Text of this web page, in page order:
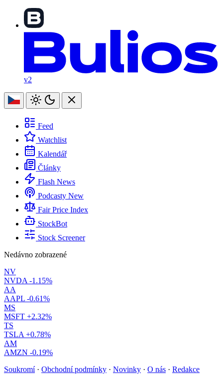
v2
Feed
Watchlist
Kalendář
Články
Flash News
Podcasty New
Fair Price Index
StockBot
Stock Screener
Nedávno zobrazené
NV
NVDA -1.15%
AA
AAPL -0.61%
MS
MSFT +2.32%
TS
TSLA +0.78%
AM
AMZN -0.19%
Soukromí · Obchodní podmínky · Novinky · O nás · Redakce